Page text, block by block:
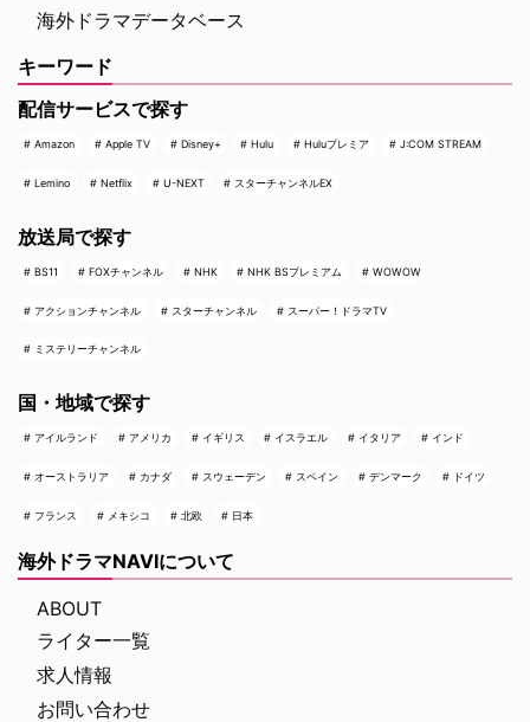
海外ドラマデータベース
キーワード
配信サービスで探す
Amazon Apple TV Disney+ Hulu Huluプレミア J:COM STREAM
Lemino Netflix U-NEXT スターチャンネルEX
放送局で探す
BS11 FOXチャンネル NHK NHK BSプレミアム WOWOW
アクションチャンネル スターチャンネル スーパー！ドラマTV
ミステリーチャンネル
国・地域で探す
アイルランド アメリカ イギリス イスラエル イタリア インド
オーストラリア カナダ スウェーデン スペイン デンマーク ドイツ
フランス メキシコ 北欧 日本
海外ドラマNAVIについて
ABOUT
ライター一覧
求人情報
お問い合わせ